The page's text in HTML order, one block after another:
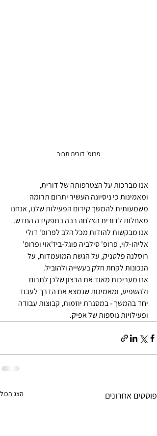
פרופ׳ דורית תבור
אנו מברכות על הצטרפותה של דורית,
ומאמינות כי ניסיונה העשיר יתרום תרומה
משמעותית להמשך קידום הפעילות שלנו, אנחנו
מאחלות לדורית הצלחה רבה בתפקידה החדש.
אנו מבקשות להודות מכל הלב לפרופ' דולי
אליהו-לוי, פרופ' סילביה פוגל-ביז'אוי ופרופ'
רוסלנה פלטניק, על הגשת המועמדות, על
הנכונות לקחת חלק בעשייה ולהוביל.
אנו מעריכות מאוד את הרצון שלכן לתרום
ולהשפיע, ומאמינות שנמצא את הדרך לעבוד
יחד בהמשך - במסגרת יוזמות, קבוצות עבודה
ופעילויות נוספות של אפיק.
פוסטים אחרונים הצג הכול